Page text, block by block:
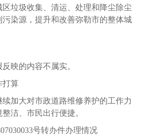
垃圾收集、清运、处理和降尘除尘
染源，提升和改善弥勒市的整体城
的内容不属实。
算
大对市政道路维修养护的工作力
洁、市民出行便捷。
号转办件办理情况